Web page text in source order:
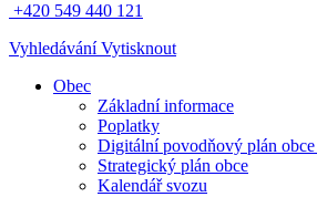
+420 549 440 121
Vyhledávání Vytisknout
Obec
Základní informace
Poplatky
Digitální povodňový plán
Strategický plán obce
Kalendář svozu